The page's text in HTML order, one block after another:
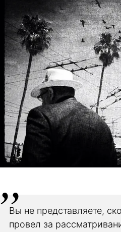
Вы не представляете,
провел за